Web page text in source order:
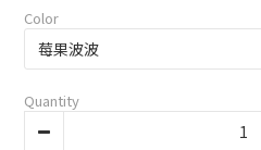
Color
Quantity